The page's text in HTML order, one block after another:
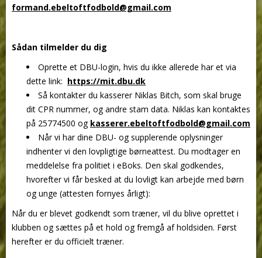
formand.ebeltoftfodbold@gmail.com
Sådan tilmelder du dig
Oprette et DBU-login, hvis du ikke allerede har et via
dette link: https://mit.dbu.dk
Så kontakter du kasserer Niklas Bitch, som skal bruge
dit CPR nummer, og andre stam data. Niklas kan kontaktes
på 25774500 og kasserer.ebeltoftfodbold@gmail.com
Når vi har dine DBU- og supplerende oplysninger
indhenter vi den lovpligtige børneattest. Du modtager en
meddelelse fra politiet i eBoks. Den skal godkendes,
hvorefter vi får besked at du lovligt kan arbejde med børn
og unge (attesten fornyes årligt):
Når du er blevet godkendt som træner, vil du blive oprettet i
klubben og sættes på et hold og fremgå af holdsiden. Først
herefter er du officielt træner.